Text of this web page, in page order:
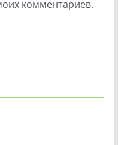
комментариев.